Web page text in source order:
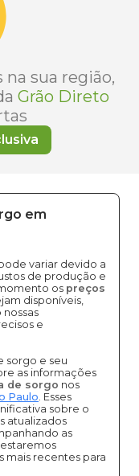
sua região,
Grão Direto
em
variar devido a
de produção e
os preços
disponíveis,
e
sorgo e seu
as informações
de sorgo nos
Paulo. Esses
sobre o
atualizados
as
mais recentes para